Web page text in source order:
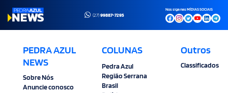
(27)99887-7295
Nos siga nas MÍDIAS SOCIAIS
PEDRA AZUL
NEWS
Sobre Nós
Anuncie conosco
COLUNAS
Pedra Azul
Região Serrana
Brasil
Outros
Classificados